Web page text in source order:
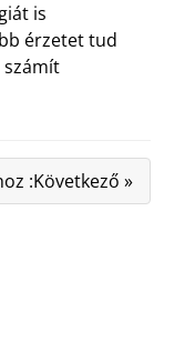
is
érzetet tud
számít
:Következő »